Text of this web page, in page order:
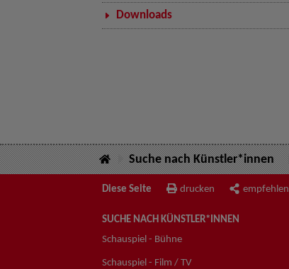
Downloads
Suche nach Künstler*innen
Diese Seite drucken empfehlen
SUCHE NACH KÜNSTLER*INNEN
Schauspiel - Bühne
Schauspiel - Film / TV